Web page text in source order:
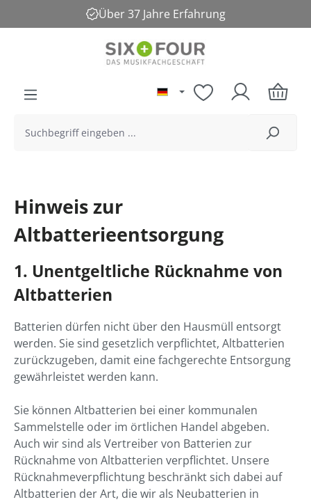
Über 37 Jahre Erfahrung
Hinweis zur
Altbatterieentsorgung
1. Unentgeltliche Rücknahme von
Altbatterien
Batterien dürfen nicht über den Hausmüll entsorgt
werden. Sie sind gesetzlich verpflichtet, Altbatterien
zurückzugeben, damit eine fachgerechte Entsorgung
gewährleistet werden kann.
Sie können Altbatterien bei einer kommunalen
Sammelstelle oder im örtlichen Handel abgeben.
Auch wir sind als Vertreiber von Batterien zur
Rücknahme von Altbatterien verpflichtet. Unsere
Rücknahmeverpflichtung beschränkt sich dabei auf
Altbatterien der Art, die wir als Neubatterien in